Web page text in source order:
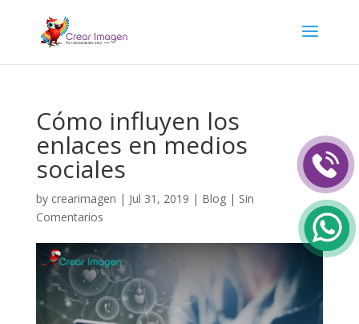
Cómo influyen los
enlaces en medios
sociales
by crearimagen | Jul 31, 2019 | Blog| Sin
Comentarios